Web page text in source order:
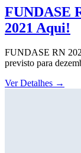
FUNDASE
2021 Aqui!
FUNDASE RN
previsto para
Ver Detalhes →